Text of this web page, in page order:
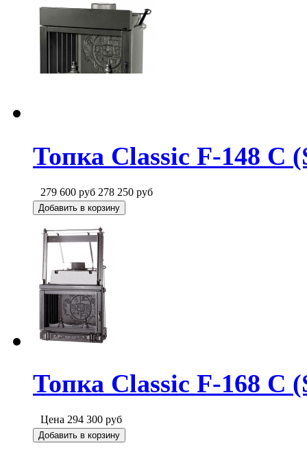
Топка Classic F-148 C
279 600 руб 278 250 руб
Добавить в корзину
Топка Classic F-168 C
Цена 294 300 руб
Добавить в корзину